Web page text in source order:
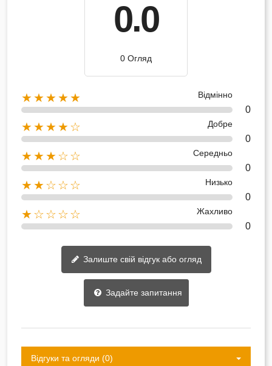
0.0
0 Огляд
★★★★★ Відмінно
0
★★★★☆ Добре
0
★★★☆☆ Середньо
0
★★☆☆☆ Низько
0
★☆☆☆☆ Жахливо
0
Залиште свій відгук або огляд
Задайте запитання
Відгуки та огляди (0)